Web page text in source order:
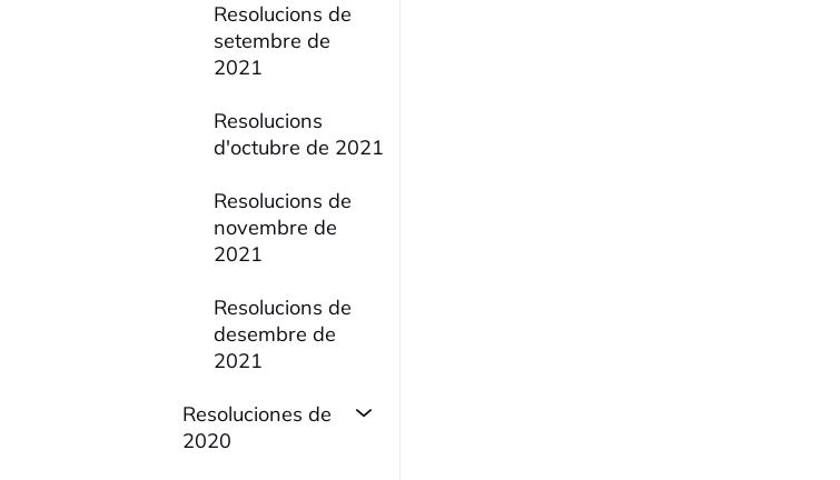
Resolucions de
setembre de
2021
Resolucions
d'octubre de 2021
Resolucions de
novembre de
2021
Resolucions de
desembre de
2021
Resoluciones de
2020